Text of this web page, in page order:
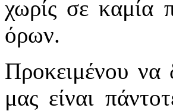
χωρίς σε καμία
όρων.
Προκειμένου να
μας είναι